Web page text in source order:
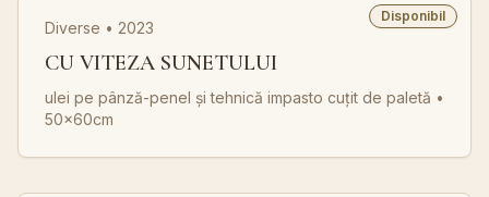
Disponibil
Diverse • 2023
CU VITEZA SUNETULUI
ulei pe pânză-penel și tehnică impasto cuțit de paletă •
50x60cm